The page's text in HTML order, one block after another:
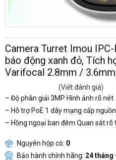
Camera Turret Imou
báo động xanh đỏ, Tích
Varifocal 2.8mm /
(Viết đánh giá)
– Độ phân giải 3MP Hình ảnh rõ nét
– Hỗ trợ PoE 1 dây mạng cấp
– Hồng ngoại ban đêm Quan sát rõ
Nguyên hộp có: 0
Bảo hành chính hãng: 24 tháng